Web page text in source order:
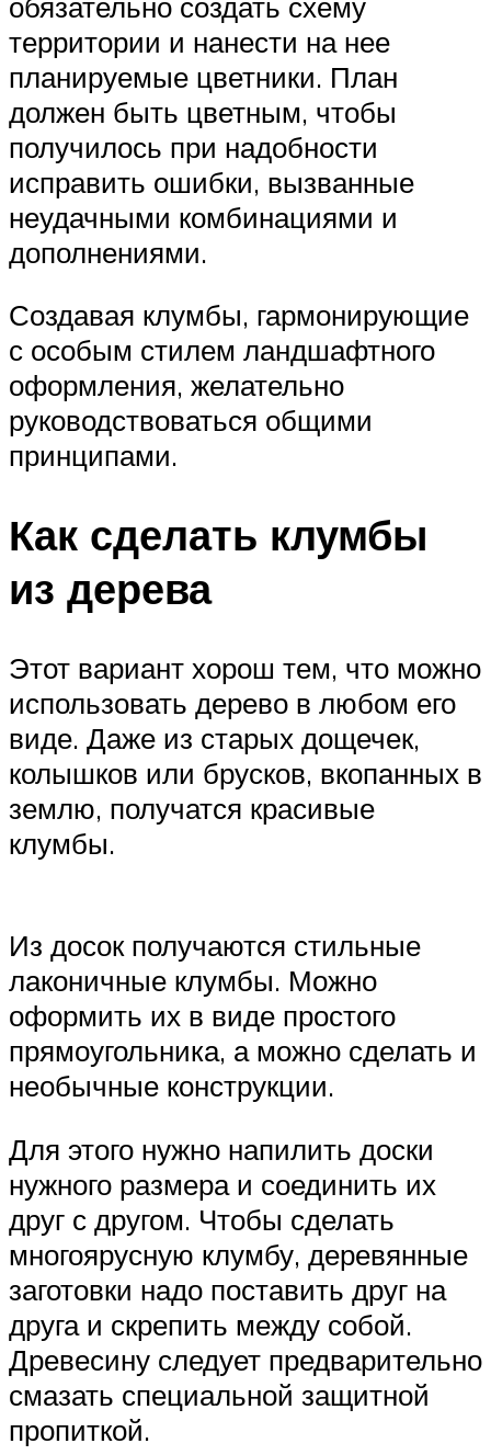
территории и нанести на нее
планируемые цветники. План
должен быть цветным, чтобы
получилось при надобности
исправить ошибки, вызванные
неудачными комбинациями и
дополнениями.
Создавая клумбы, гармонирующие
с особым стилем ландшафтного
оформления, желательно
руководствоваться общими
принципами.
Как сделать клумбы
из дерева
Этот вариант хорош тем, что можно
использовать дерево в любом его
виде. Даже из старых дощечек,
колышков или брусков, вкопанных в
землю, получатся красивые
клумбы.
Из досок получаются стильные
лаконичные клумбы. Можно
оформить их в виде простого
прямоугольника, а можно сделать и
необычные конструкции.
Для этого нужно напилить доски
нужного размера и соединить их
друг с другом. Чтобы сделать
многоярусную клумбу, деревянные
заготовки надо поставить друг на
друга и скрепить между собой.
Древесину следует предварительно
смазать специальной защитной
пропиткой.